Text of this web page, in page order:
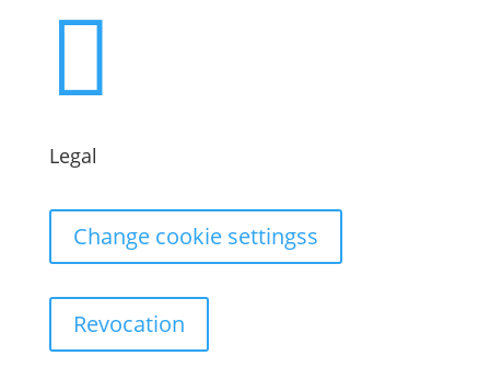

Legal
Change cookie settingss
Revocation